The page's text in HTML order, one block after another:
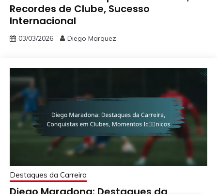
Recordes de Clube, Sucesso
Internacional
03/03/2026 Diego Marquez
Destaques da Carreira